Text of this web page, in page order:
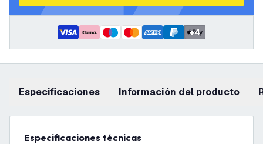
+4
Especificaciones información del producto
Especificaciones técnicas